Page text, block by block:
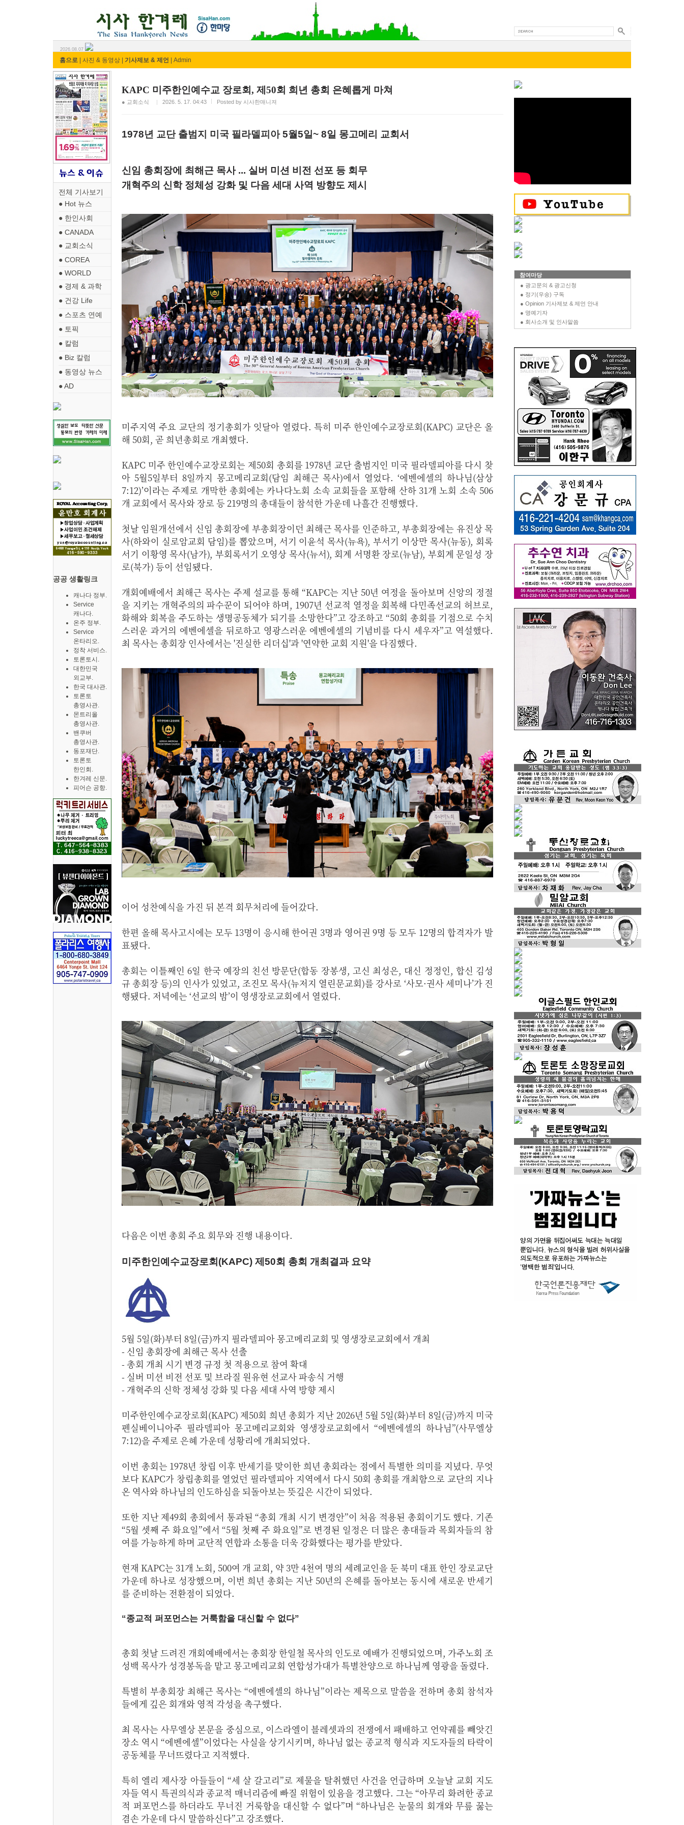
2026.08.07
홈으로 사진 & 동영상 기사제보 & 제언 Admin
전체 기사보기
● Hot 뉴스
● 한인사회
● CANADA
● 교회소식
● COREA
● WORLD
● 경제 & 과학
● 건강 Life
● 스포츠 연예
● 토픽
● 칼럼
● Biz 칼럼
● 동영상 뉴스
● AD
공공 생활링크
캐나다 정부.
Service
캐나다.
온주 정부.
Service
온타리오.
정착 서비스.
토론토시.
대한민국
외교부.
한국 대사관.
토론토
총영사관.
몬트리올
총영사관.
밴쿠버
총영사관.
동포재단.
토론토
한인회.
한겨레 신문.
피어슨 공항.
KAPC 미주한인예수교 장로회, 제50회 희년 총회 은혜롭게 마쳐
● 교회소식 2026. 5. 17. 04:43 Posted by 시사한매니져
1978년 교단 출범지 미국 필라델피아5월5일~ 8일 몽고메리 교회서
신임 총회장에 최해근 목사 ... 실버 미션 비전 선포 등 회무
개혁주의 신학 정체성 강화 및 다음 세대 사역 방향도 제시
미주지역 주요 교단의 정기총회가 잇달아 열렸다. 특히 미주 한인예수교장로회(KAPC) 교단은 올
해 50회, 곧 희년총회로 개최했다.
KAPC 미주 한인예수교장로회는 제50회 총회를 1978년 교단 출범지인 미국 필라델피아를 다시 찾
아 5월5일부터 8일까지 몽고메리교회(담임 최해근 목사)에서 열었다. ‘에벤에셀의 하나님(삼상
7:12)’이라는 주제로 개막한 총회에는 카나다노회 소속 교회들을 포함해 산하 31개 노회 소속 506
개 교회에서 목사와 장로 등 219명의 총대들이 참석한 가운데 나흘간 진행했다.
첫날 임원개선에서 신임 총회장에 부총회장이던 최해근 목사를 인준하고, 부총회장에는 유진상 목
사(하와이 실로암교회 담임)를 뽑았으며, 서기 이윤석 목사(뉴욕), 부서기 이상만 목사(뉴동), 회록
서기 이황영 목사(남가), 부회록서기 오영상 목사(뉴서), 회계 서명환 장로(뉴남), 부회계 문일성 장
로(북가) 등이 선임됐다.
개회예배에서 최해근 목사는 주제 설교를 통해 “KAPC는 지난 50년 여정을 돌아보며 신앙의 정절
을 지키는 개혁주의의 파수꾼이 되어야 하며, 1907년 선교적 열정을 회복해 다민족선교의 허브로,
화해와 회복을 주도하는 생명공동체가 되기를 소망한다”고 강조하고 “50회 총회를 기점으로 수치
스러운 과거의 에벤에셀을 뒤로하고 영광스러운 에벤에셀의 기념비를 다시 세우자”고 역설했다.
최 목사는 총회장 인사에서는 '진실한 리더십'과 '연약한 교회 지원'을 다짐했다.
이어 성찬예식을 가진 뒤 본격 회무처리에 들어갔다.
한편 올해 목사고시에는 모두 13명이 응시해 한어권 3명과 영어권 9명 등 모두 12명의 합격자가 발
표됐다.
총회는 이틀째인 6일 한국 예장의 친선 방문단(합동 장봉생, 고신 최성은, 대신 정정인, 합신 김성
규 총회장 등)의 인사가 있었고, 조진모 목사(뉴저지 열린문교회)를 강사로 ‘사모·권사 세미나’가 진
행됐다. 저녁에는 ‘선교의 밤’이 영생장로교회에서 열렸다.
다음은 이번 총회 주요 회무와 진행 내용이다.
미주한인예수교장로회(KAPC) 제50회 총회 개최결과 요약
5월 5일(화)부터 8일(금)까지 필라델피아 몽고메리교회 및 영생장로교회에서 개최
- 신임 총회장에 최해근 목사 선출
- 총회 개최 시기 변경 규정 첫 적용으로 참여 확대
- 실버 미션 비전 선포 및 브라질 원유현 선교사 파송식 거행
- 개혁주의 신학 정체성 강화 및 다음 세대 사역 방향 제시
미주한인예수교장로회(KAPC) 제50회 희년 총회가 지난 2026년 5월 5일(화)부터 8일(금)까지 미국
펜실베이니아주 필라델피아 몽고메리교회와 영생장로교회에서 “에벤에셀의 하나님”(사무엘상
7:12)을 주제로 은혜 가운데 성황리에 개최되었다.
이번 총회는 1978년 창립 이후 반세기를 맞이한 희년 총회라는 점에서 특별한 의미를 지녔다. 무엇
보다 KAPC가 창립총회를 열었던 필라델피아 지역에서 다시 50회 총회를 개최함으로 교단의 지나
온 역사와 하나님의 인도하심을 되돌아보는 뜻깊은 시간이 되었다.
또한 지난 제49회 총회에서 통과된 “총회 개최 시기 변경안”이 처음 적용된 총회이기도 했다. 기존
“5월 셋째 주 화요일”에서 “5월 첫째 주 화요일”로 변경된 일정은 더 많은 총대들과 목회자들의 참
여를 가능하게 하며 교단적 연합과 소통을 더욱 강화했다는 평가를 받았다.
현재 KAPC는 31개 노회, 500여 개 교회, 약 3만 4천여 명의 세례교인을 둔 북미 대표 한인 장로교단
가운데 하나로 성장했으며, 이번 희년 총회는 지난 50년의 은혜를 돌아보는 동시에 새로운 반세기
를 준비하는 전환점이 되었다.
“종교적 퍼포먼스는 거룩함을 대신할 수 없다”
총회 첫날 드려진 개회예배에서는 총회장 한일철 목사의 인도로 예배가 진행되었으며, 가주노회 조
성백 목사가 성경봉독을 맡고 몽고메리교회 연합성가대가 특별찬양으로 하나님께 영광을 돌렸다.
특별히 부총회장 최해근 목사는 “에벤에셀의 하나님”이라는 제목으로 말씀을 전하며 총회 참석자
들에게 깊은 회개와 영적 각성을 촉구했다.
최 목사는 사무엘상 본문을 중심으로, 이스라엘이 블레셋과의 전쟁에서 패배하고 언약궤를 빼앗긴
장소 역시 “에벤에셀”이었다는 사실을 상기시키며, 하나님 없는 종교적 형식과 지도자들의 타락이
공동체를 무너뜨렸다고 지적했다.
특히 엘리 제사장 아들들이 “세 살 갈고리”로 제물을 탈취했던 사건을 언급하며 오늘날 교회 지도
자들 역시 특권의식과 종교적 매너리즘에 빠질 위험이 있음을 경고했다. 그는 “아무리 화려한 종교
적 퍼포먼스를 하더라도 무너진 거룩함을 대신할 수 없다”며 “하나님은 눈물의 회개와 무릎 꿇는
겸손 가운데 다시 말씀하신다”고 강조했다.
참여마당
● 광고문의 & 광고신청
● 정기(우송) 구독
● Opinion 기사제보 & 제언 안내
● 명예기자
● 회사소개 및 인사말씀